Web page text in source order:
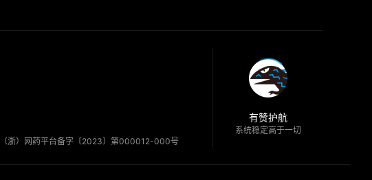
（浙）网药平台备字〔2023〕第000012-000号
有赞护航
系统稳定高于一切